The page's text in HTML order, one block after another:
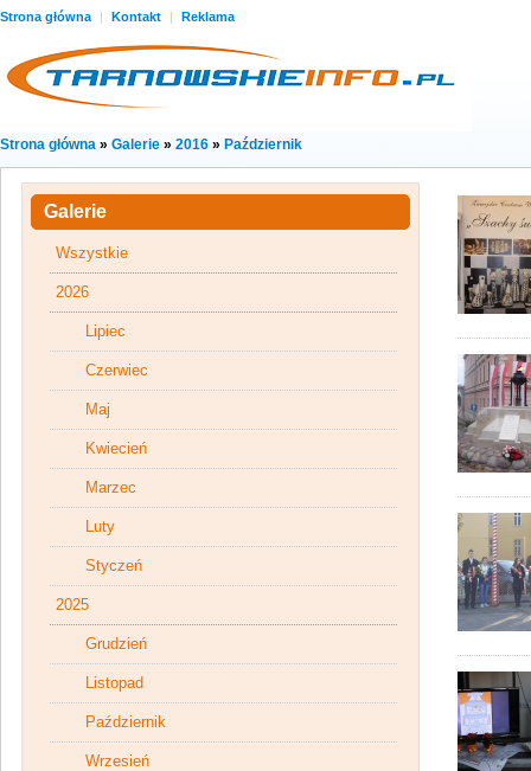
Strona główna | Kontakt | Reklama
Strona główna » Galerie » 2016 » Październik
Galerie
Wszystkie
2026
Lipiec
Czerwiec
Maj
Kwiecień
Marzec
Luty
Styczeń
2025
Grudzień
Listopad
Październik
Wrzesień